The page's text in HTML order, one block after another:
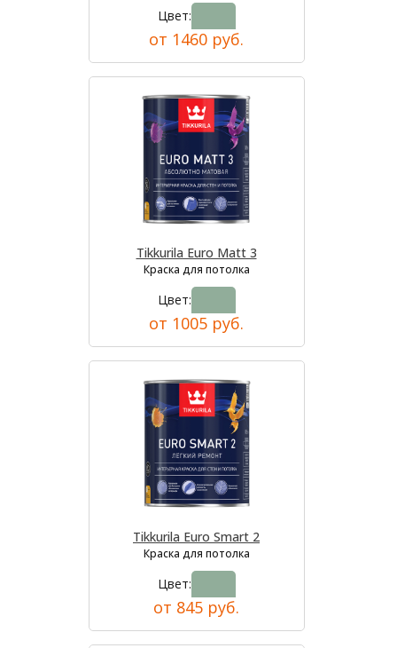
Цвет:
от 1460 руб.
Tikkurila Euro Matt 3
Краска для потолка
Цвет:
от 1005 руб.
Tikkurila Euro Smart 2
Краска для потолка
Цвет:
от 845 руб.